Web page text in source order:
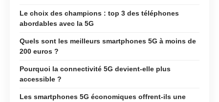
Le choix des champions : top 3 des téléphones
abordables avec la 5G
Quels sont les meilleurs smartphones 5G à moins de
200 euros ?
Pourquoi la connectivité 5G devient-elle plus
accessible ?
Les smartphones 5G économiques offrent-ils une